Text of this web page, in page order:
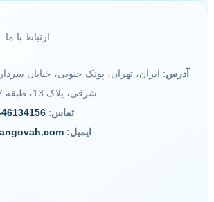
ارتباط با ما
آدرس: ایران، تهران، پونک جنوبی، خیابان
شرقی، پلاک 13، طبقه 7، واحد 26
تماس:
46134156-021
ایمیل: